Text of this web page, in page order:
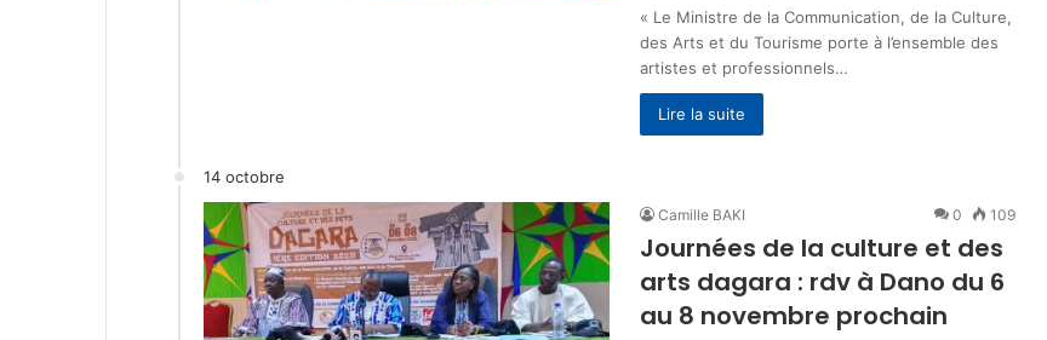
« Le Ministre de la Communication, de la Culture,
des Arts et du Tourisme porte à l’ensemble des
artistes et professionnels…
Lire la suite
14 octobre
Camille BAKI 0 109
Journées de la culture et des
arts dagara : rdv à Dano du 6
au 8 novembre prochain